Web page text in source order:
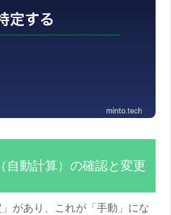
自動計算）の確認と変更
があり、これが「手動」にな